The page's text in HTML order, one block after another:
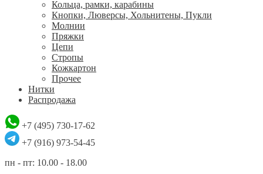
Кольца, рамки, карабины
Кнопки, Люверсы, Хольнитены, Пукли
Молнии
Пряжки
Цепи
Стропы
Кожкартон
Прочее
Нитки
Распродажа
+7 (495) 730-17-62
+7 (916) 973-54-45
пн - пт: 10.00 - 18.00